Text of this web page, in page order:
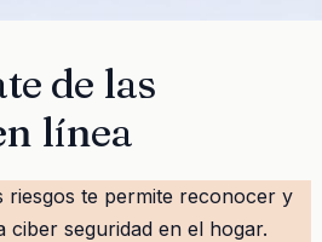
de las
línea
riesgos te permite reconocer y
ciber seguridad en el hogar.